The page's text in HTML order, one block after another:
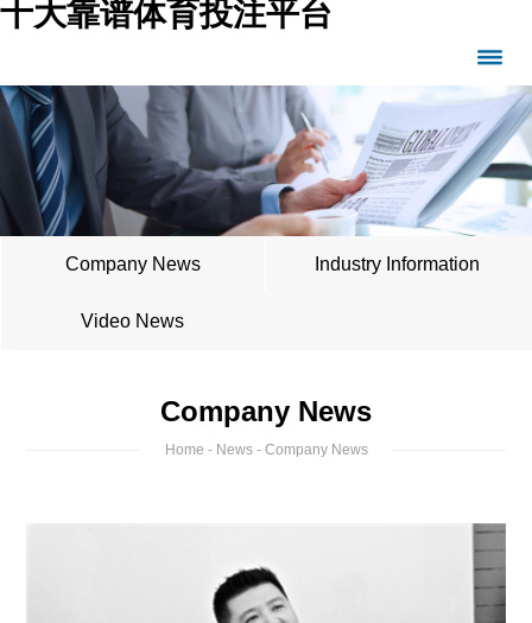
十大靠谱体育投注平台
Company News Industry Information
Video News
Company News
Home - News- Company News